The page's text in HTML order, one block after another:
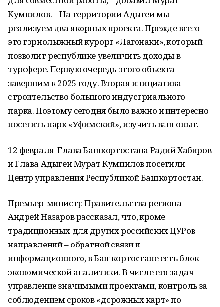
Кумпилов. – На территории Адыгеи мы
реализуем два якорных проекта. Прежде всего
это горнолыжный курорт «Лагонаки», который
позволит республике увеличить доходы в
турсфере. Первую очередь этого объекта
завершим к 2025 году. Вторая инициатива –
строительство большого индустриального
парка. Поэтому сегодня было важно и интересно
посетить парк «Уфимский», изучить ваш опыт.
12 февраля Глава Башкортостана Радий Хабиров
и Глава Адыгеи Мурат Кумпилов посетили
Центр управления Республикой Башкортостан.
Премьер-министр Правительства региона
Андрей Назаров рассказал, что, кроме
традиционных для других российских ЦУРов
направлений – обратной связи и
информационного, в Башкортостане есть блок
экономической аналитики. В числе его задач –
управление значимыми проектами, контроль за
соблюдением сроков «дорожных карт» по